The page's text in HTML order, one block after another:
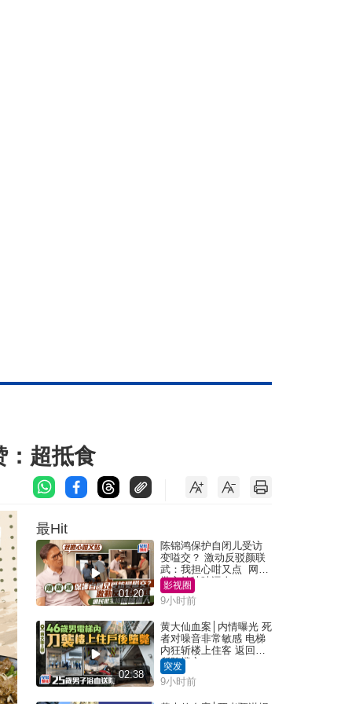
：超抵食
最Hit
01:20
陈锦鸿保护自闭儿受访
变嗌交？ 激动反驳颜联
武：我担心咁又点 网民
批主持咄咄逼人
影视圈
9小时前
02:38
黄大仙血案│内情曝光 死
者对噪音非常敏感 电梯
内狂斩楼上住客 返回住
所堕楼亡
突发
9小时前